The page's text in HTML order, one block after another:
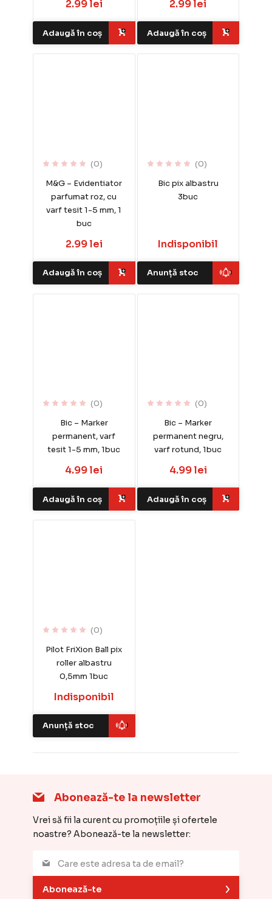
2.99 lei
Adaugă în coș
2.99 lei
Adaugă în coș
(0)
M&G – Evidentiator
parfumat roz, cu
varf tesit 1-5 mm, 1
buc
2.99 lei
Adaugă în coș
(0)
Bic pix albastru
3buc
Indisponibil
Anunță stoc
(0)
Bic – Marker
permanent, varf
tesit 1-5 mm, 1buc
4.99 lei
Adaugă în coș
(0)
Bic – Marker
permanent negru,
varf rotund, 1buc
4.99 lei
Adaugă în coș
(0)
Pilot FriXion Ball pix
roller albastru
0,5mm 1buc
Indisponibil
Anunță stoc
Abonează-te la newsletter
Vrei să fii la curent cu promoțiile și ofertele
noastre? Abonează-te la newsletter:
Abonează-te